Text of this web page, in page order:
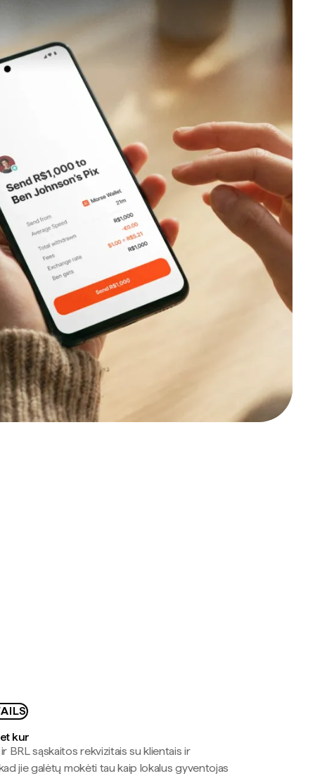
kur
ir BRL sąskaitos rekvizitais su klientais ir
jie galėtų mokėti tau kaip lokalus gyventojas